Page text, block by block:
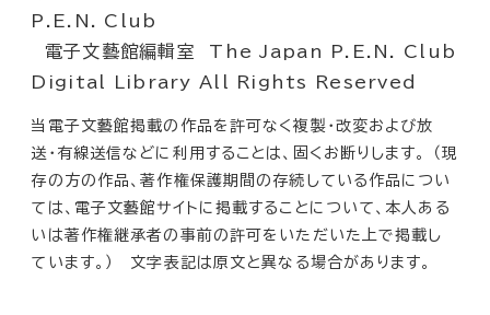
P.E.N. Club
電子文藝館編輯室 The Japan P.E.N. Club
Digital Library All Rights Reserved
当電子文藝館掲載の作品を許可なく複製・改変および放
送・有線送信などに利用することは、固くお断りします。 （現
存の方の作品、著作権保護期間の存続している作品につい
ては、電子文藝館サイトに掲載することについて、本人ある
いは著作権継承者の事前の許可をいただいた上で掲載し
ています。） 文字表記は原文と異なる場合があります。